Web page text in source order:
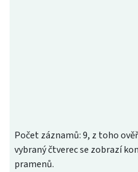
Počet záznamů: 9, z toho
vybraný čtverec se zobrazí
pramenů.